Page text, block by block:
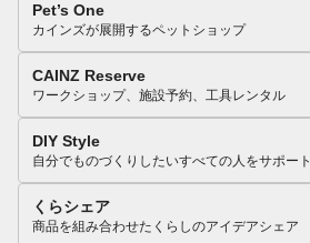
Pet’s One
カインズが展開するペットショップ
CAINZ Reserve
ワークショップ、施設予約、工具レンタル
DIY Style
自分でものづくりしたいすべての人をサポート
くらシェア
商品を組み合わせたくらしのアイデアシェア